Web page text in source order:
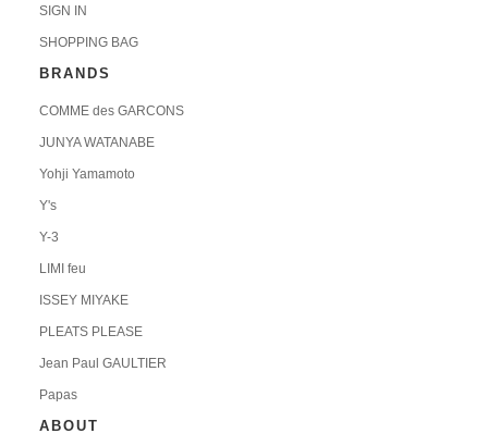
SIGN IN
SHOPPING BAG
BRANDS
COMME des GARCONS
JUNYA WATANABE
Yohji Yamamoto
Y's
Y-3
LIMI feu
ISSEY MIYAKE
PLEATS PLEASE
Jean Paul GAULTIER
Papas
ABOUT